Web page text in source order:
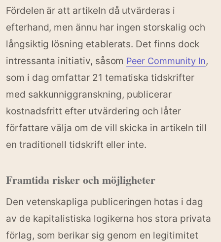
Fördelen är att artikeln då utvärderas i
efterhand, men ännu har ingen storskalig och
långsiktig lösning etablerats. Det finns dock
intressanta initiativ, såsom Peer Community In,
som i dag omfattar 21 tematiska tidskrifter
med sakkunniggranskning, publicerar
kostnadsfritt efter utvärdering och låter
författare välja om de vill skicka in artikeln till
en traditionell tidskrift eller inte.
Framtida risker och möjligheter
Den vetenskapliga publiceringen hotas i dag
av de kapitalistiska logikerna hos stora privata
förlag, som berikar sig genom en legitimitet